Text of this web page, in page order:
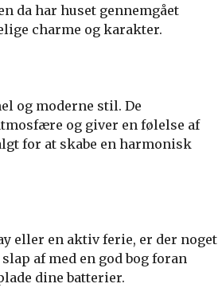
da har huset gennemgået
charme og karakter.
og moderne stil. De
og giver en følelse af
for at skabe en harmonisk
eller en aktiv ferie, er der noget
af med en god bog foran
dine batterier.